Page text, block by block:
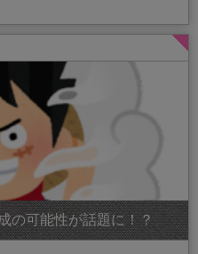
の可能性が話題に！？